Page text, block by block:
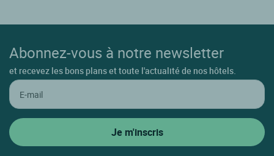
Abonnez-vous à notre newsletter
et recevez les bons plans et toute l'actualité de nos hôtels.